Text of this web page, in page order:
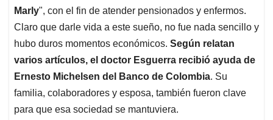
Marly", con el fin de atender pensionados y enfermos.
Claro que darle vida a este sueño, no fue nada sencillo y
hubo duros momentos económicos. Según relatan
varios artículos, el doctor Esguerra recibió ayuda de
Ernesto Michelsen del Banco de Colombia. Su
familia, colaboradores y esposa, también fueron clave
para que esa sociedad se mantuviera.